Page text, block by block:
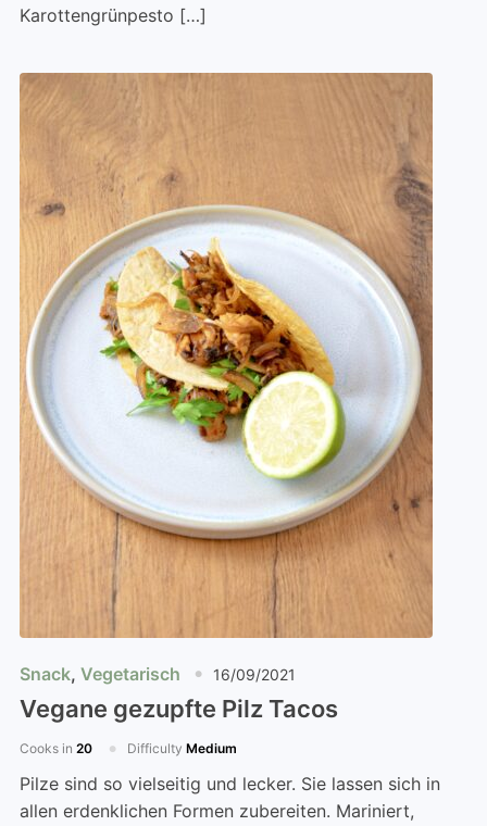
Karottengrünpesto […]
Snack, Vegetarisch 16/09/2021
Vegane gezupfte Pilz Tacos
Cooks in 20 Difficulty Medium
Pilze sind so vielseitig und lecker. Sie lassen sich in
allen erdenklichen Formen zubereiten. Mariniert,